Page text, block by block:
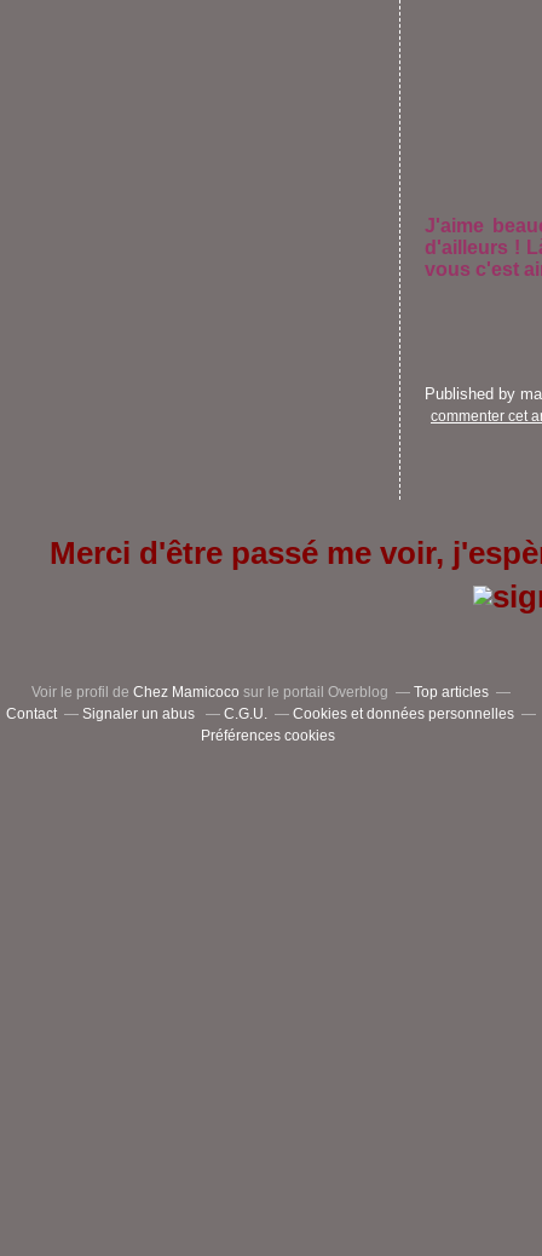
J'aime
d'ailleurs !
vous c'est
Published by
commenter cet
Merci d'être passé me voir,
Voir le profil de Chez Mamicoco sur le portail Overblog
Top articles
Contact
Signaler un abus C.G.U.
Cookies et données personnelles
Préférences cookies